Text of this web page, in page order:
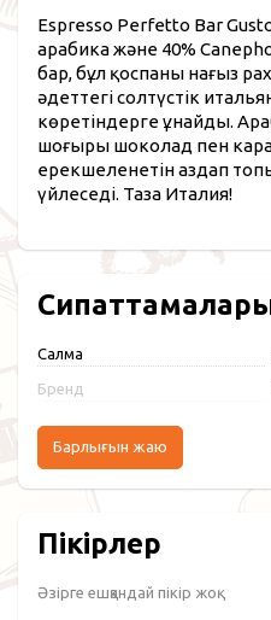
Espresso Perfetto Bar
арабика және 40%
бар, бұл қоспаны нағыз
әдеттегі солтүстік
көретіндерге ұнайды.
шоғыры шоколад пен
ерекшеленетін аздап
үйлеседі. Таза Италия!
Салмақ
Бренд
Барлығын жаю
Пікірлер
Әзірге ешқандай пікір жоқ.